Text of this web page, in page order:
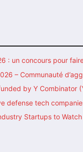
: un concours pour
– Communauté
by Y Combinator
defense tech
Startups to